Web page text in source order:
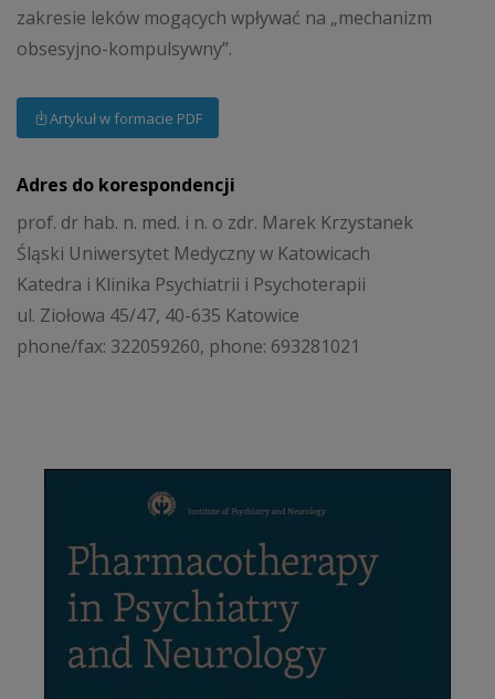
zakresie leków mogących wpływać na „mechanizm
obsesyjno-kompulsywny”.
Artykuł w formacie PDF
Adres do korespondencji
prof. dr hab. n. med. i n. o zdr. Marek Krzystanek
Śląski Uniwersytet Medyczny w Katowicach
Katedra i Klinika Psychiatrii i Psychoterapii
ul. Ziołowa 45/47, 40-635 Katowice
phone/fax: 322059260, phone: 693281021